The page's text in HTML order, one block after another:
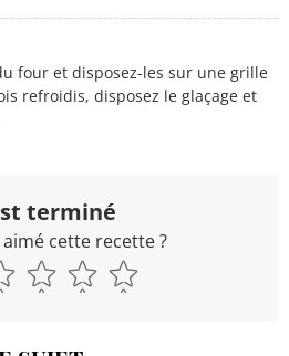
four et disposez-les sur une grille
refroidis, disposez le glaçage et
terminé
cette recette ?